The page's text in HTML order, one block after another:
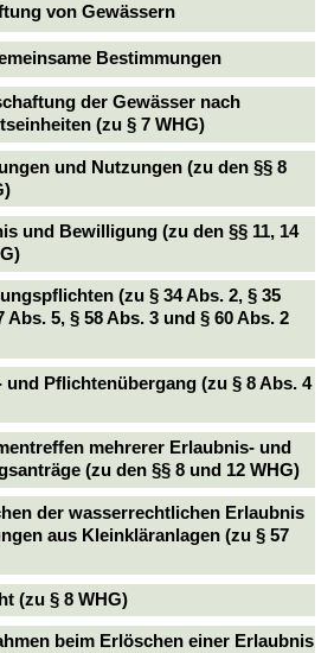
von Gewässern
Bestimmungen
der Gewässer nach
(zu § 7 WHG)
und Nutzungen (zu den §§ 8
und Bewilligung (zu den §§ 11, 14
(zu § 34 Abs. 2, § 35
Abs. 5, § 58 Abs. 3 und § 60 Abs. 2
und Pflichtenübergang (zu § 8 Abs. 4
mehrerer Erlaubnis- und
(zu den §§ 8 und 12 WHG)
der wasserrechtlichen Erlaubnis
aus Kleinkläranlagen (zu § 57
(zu § 8 WHG)
beim Erlöschen einer Erlaubnis